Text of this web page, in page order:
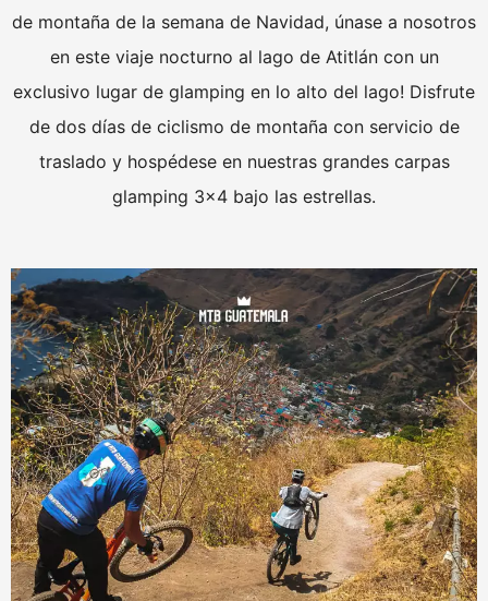
de montaña de la semana de Navidad, únase a nosotros
en este viaje nocturno al lago de Atitlán con un
exclusivo lugar de glamping en lo alto del lago! Disfrute
de dos días de ciclismo de montaña con servicio de
traslado y hospédese en nuestras grandes carpas
glamping 3×4 bajo las estrellas.